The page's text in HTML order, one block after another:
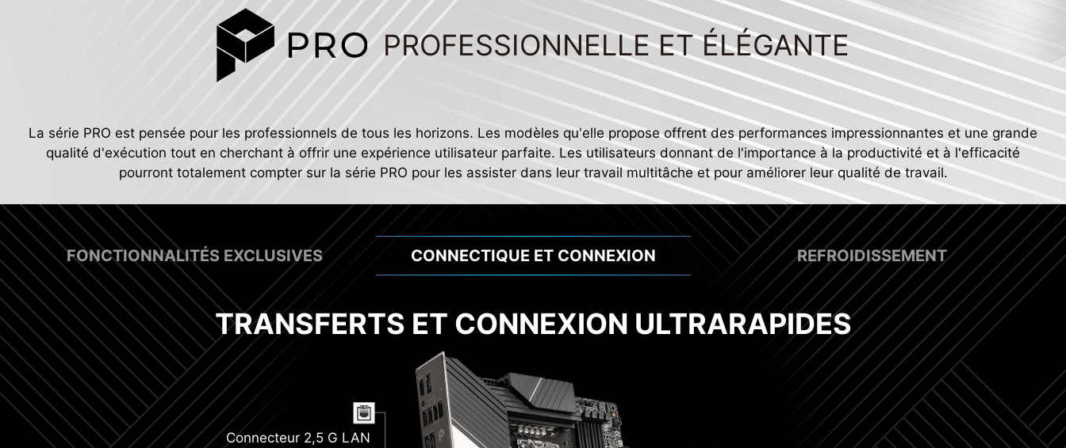
PROFESSIONNELLE ET ÉLÉGANTE
La série PRO est pensée pour les professionnels de tous les horizons. Les modèles qu'elle propose offrent des performances impressionnantes et une grande
qualité d'exécution tout en cherchant à offrir une expérience utilisateur parfaite. Les utilisateurs donnant de l'importance à la productivité et à l'efficacité
pourront totalement compter sur la série PRO pour les assister dans leur travail multitâche et pour améliorer leur qualité de travail.
FONCTIONNALITÉS EXCLUSIVES CONNECTIQUE ET CONNEXION REFROIDISSEMENT
2 connecteurs d'alimentation à 8
broches
Alimentation numérique
TRANSFERTS ET CONNEXION ULTRARAPIDES
Connecteur 2,5 G LAN
Support pompe watercooling